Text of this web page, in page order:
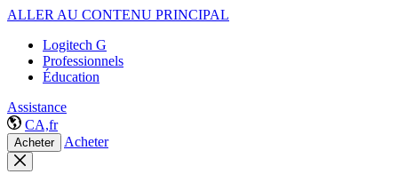
ALLER AU CONTENU PRINCIPAL
Logitech G
Professionnels
Éducation
Assistance
CA,fr
Acheter Acheter